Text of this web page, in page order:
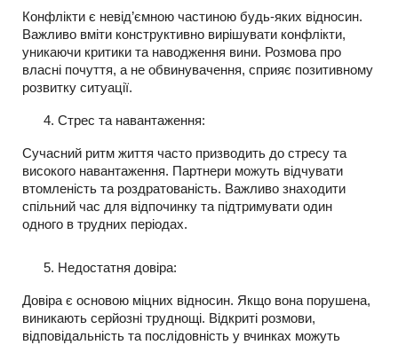
Конфлікти є невід’ємною частиною будь-яких відносин.
Важливо вміти конструктивно вирішувати конфлікти,
уникаючи критики та наводження вини. Розмова про
власні почуття, а не обвинувачення, сприяє позитивному
розвитку ситуації.
Стрес та навантаження:
Сучасний ритм життя часто призводить до стресу та
високого навантаження. Партнери можуть відчувати
втомленість та роздратованість. Важливо знаходити
спільний час для відпочинку та підтримувати один
одного в трудних періодах.
Недостатня довіра:
Довіра є основою міцних відносин. Якщо вона порушена,
виникають серйозні труднощі. Відкриті розмови,
відповідальність та послідовність у вчинках можуть